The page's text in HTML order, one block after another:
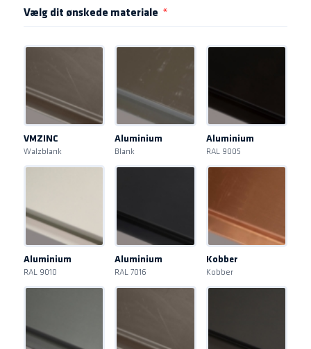
Vælg dit ønskede materiale *
VMZINC
Walzblank
Aluminium
Blank
Aluminium
RAL 9005
Aluminium
RAL 9010
Aluminium
RAL 7016
Kobber
Kobber